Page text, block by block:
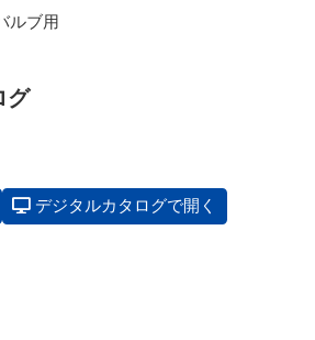
ルブ用
グ
デジタルカタログで開く